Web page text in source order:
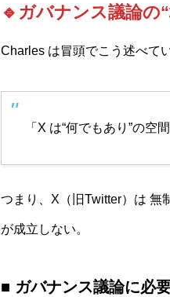
🔹ガバナンス議論の
Charles は冒頭でこう述べてい
「X は“何でもあり”の空
つまり、X（旧Twitter）は 無
が成立しない。
■ ガバナンス議論に必